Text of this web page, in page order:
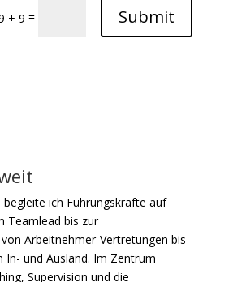
+ 9 = Submit
begleite ich Führungskräfte auf
Teamlead bis zur
Arbeitnehmer-Vertretungen bis
In- und Ausland. Im Zentrum
Supervision und die